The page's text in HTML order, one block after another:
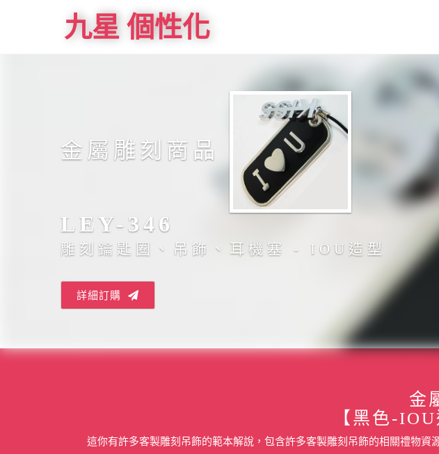
九星 個性化
金屬雕刻商品
LEY-346
雕刻鑰匙圈、吊飾、耳機塞 - IOU造型
詳細訂購
金
【黑色-
這你有許多客製雕刻吊飾的範本解說，包含許多客製雕刻吊飾的相關禮物